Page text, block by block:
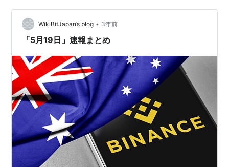
WikiBitJapan’s blog • 3年前
「5月19日」速報まとめ